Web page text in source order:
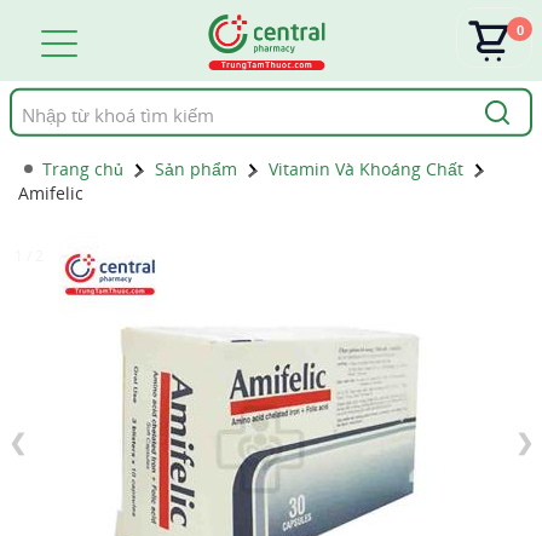
Tìm
kiếm
0
Trang chủ Sản phẩm
Vitamin Và Khoáng Chất
Amifelic
❮ ❯